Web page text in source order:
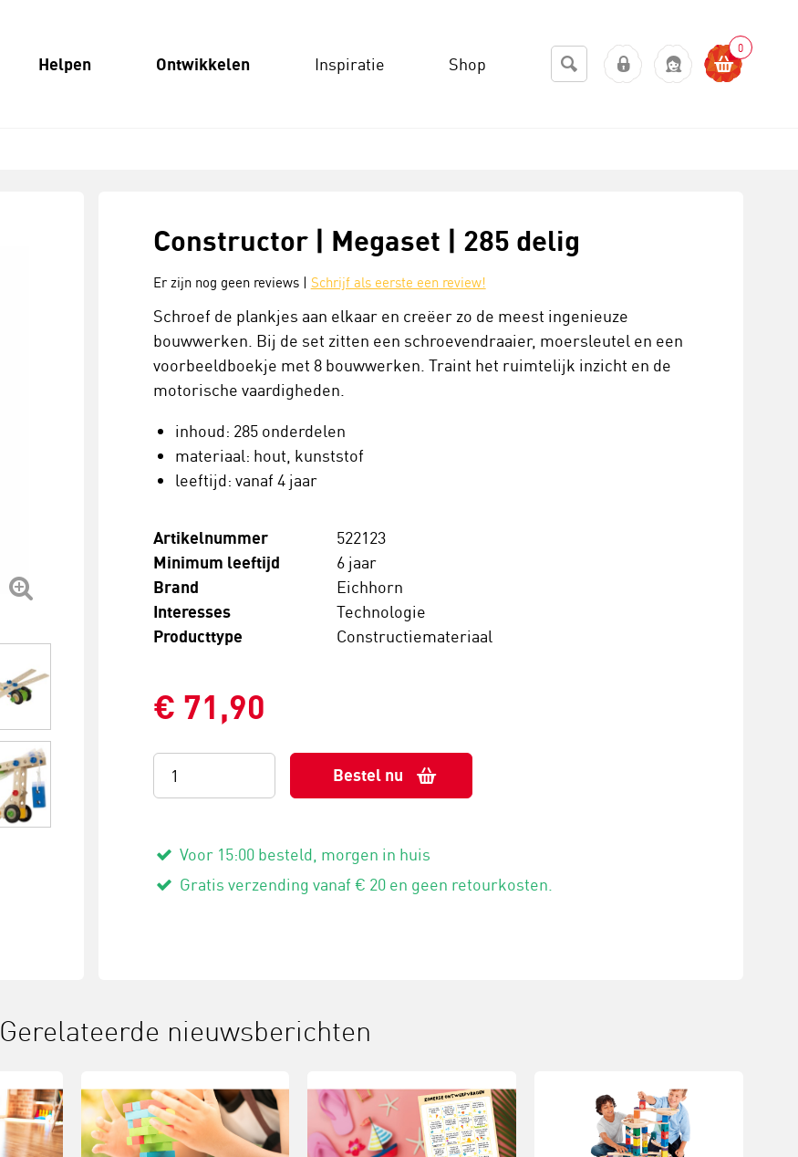
Helpen Ontwikkelen Inspiratie Shop
0
Constructor | Megaset | 285 delig
Er zijn nog geen reviews | Schrijf als eerste een review!
Schroef de plankjes aan elkaar en creëer zo de meest ingenieuze
bouwwerken. Bij de set zitten een schroevendraaier, moersleutel en een
voorbeeldboekje met 8 bouwwerken. Traint het ruimtelijk inzicht en de
motorische vaardigheden.
inhoud: 285 onderdelen
materiaal: hout, kunststof
leeftijd: vanaf 4 jaar
Artikelnummer 522123
Minimum leeftijd 6 jaar
Brand Eichhorn
Interesses Technologie
Producttype Constructiemateriaal
€ 71,90
Bestel nu
Voor 15:00 besteld, morgen in huis
Gratis verzending vanaf € 20 en geen retourkosten.
Gerelateerde nieuwsberichten